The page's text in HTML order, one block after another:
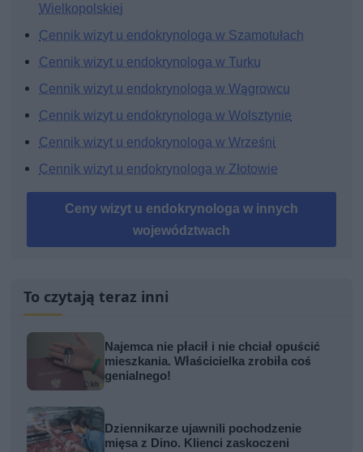
Wielkopolskiej
Cennik wizyt u endokrynologa w Szamotułach
Cennik wizyt u endokrynologa w Turku
Cennik wizyt u endokrynologa w Wągrowcu
Cennik wizyt u endokrynologa w Wolsztynie
Cennik wizyt u endokrynologa w Wrześni
Cennik wizyt u endokrynologa w Złotowie
Ceny wizyt u endokrynologa w innych
województwach
To czytają teraz inni
Najemca nie płacił i nie chciał opuścić
mieszkania. Właścicielka zrobiła coś
genialnego!
Dziennikarze ujawnili pochodzenie
mięsa z Dino. Klienci zaskoczeni